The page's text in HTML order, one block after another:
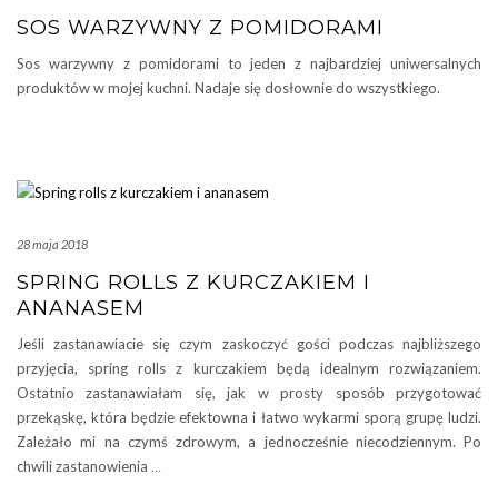
SOS WARZYWNY Z POMIDORAMI
Sos warzywny z pomidorami to jeden z najbardziej uniwersalnych
produktów w mojej kuchni. Nadaje się dosłownie do wszystkiego.
28 maja 2018
SPRING ROLLS Z KURCZAKIEM I
ANANASEM
Jeśli zastanawiacie się czym zaskoczyć gości podczas najbliższego
przyjęcia, spring rolls z kurczakiem będą idealnym rozwiązaniem.
Ostatnio zastanawiałam się, jak w prosty sposób przygotować
przekąskę, która będzie efektowna i łatwo wykarmi sporą grupę ludzi.
Zależało mi na czymś zdrowym, a jednocześnie niecodziennym. Po
chwili zastanowienia …